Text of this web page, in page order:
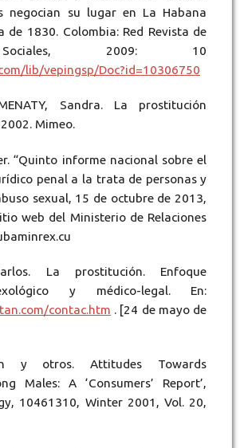
negocian su lugar en La Habana
de 1830. Colombia: Red Revista de
2009: 10
lib/vepingsp/Doc?id=10306750
Sandra. La prostitución
Mimeo.
“Quinto informe nacional sobre el
penal a la trata de personas y
sexual, 15 de octubre de 2013,
web del Ministerio de Relaciones
La prostitución. Enfoque
y médico-legal. En:
contac.htm . [24 de mayo de
y otros. Attitudes Towards
Males: A ‘Consumers’ Report’,
10461310, Winter 2001, Vol. 20,